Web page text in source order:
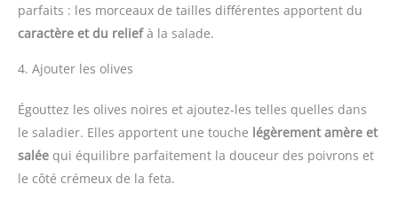
parfaits : les morceaux de tailles différentes apportent du
caractère et du reliefà la salade.
4. Ajouter les olives
Égouttez les olives noires et ajoutez-les telles quelles dans
le saladier. Elles apportent une touche légèrement amère et
salée qui équilibre parfaitement la douceur des poivrons et
le côté crémeux de la feta.